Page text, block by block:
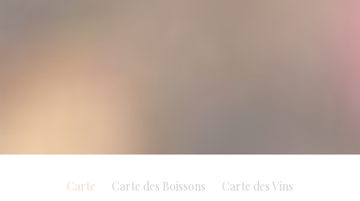
Carte Carte des Boissons Carte des Vins